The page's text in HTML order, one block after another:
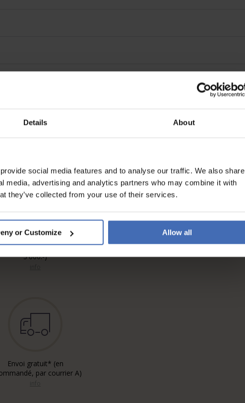
Details About
social media features and to analyse our traffic. We also share
media, advertising and analytics partners who may combine it with
they’ve collected from your use of their services.
or Customize Allow all
facture et paiement
(jusqu’à CHF
5'000.-)
Envoi gratuit* (en
par courrier A)